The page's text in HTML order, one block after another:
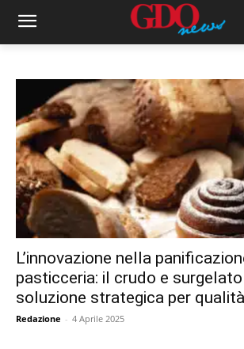
L’innovazione nella
pasticceria: il crudo e
soluzione strategica per
Redazione - 4 Aprile 2025